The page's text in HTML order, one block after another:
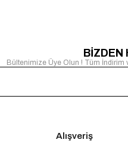
BİZDEN
Bültenimize Üye Olun ! Tüm İndirim
Alışveriş